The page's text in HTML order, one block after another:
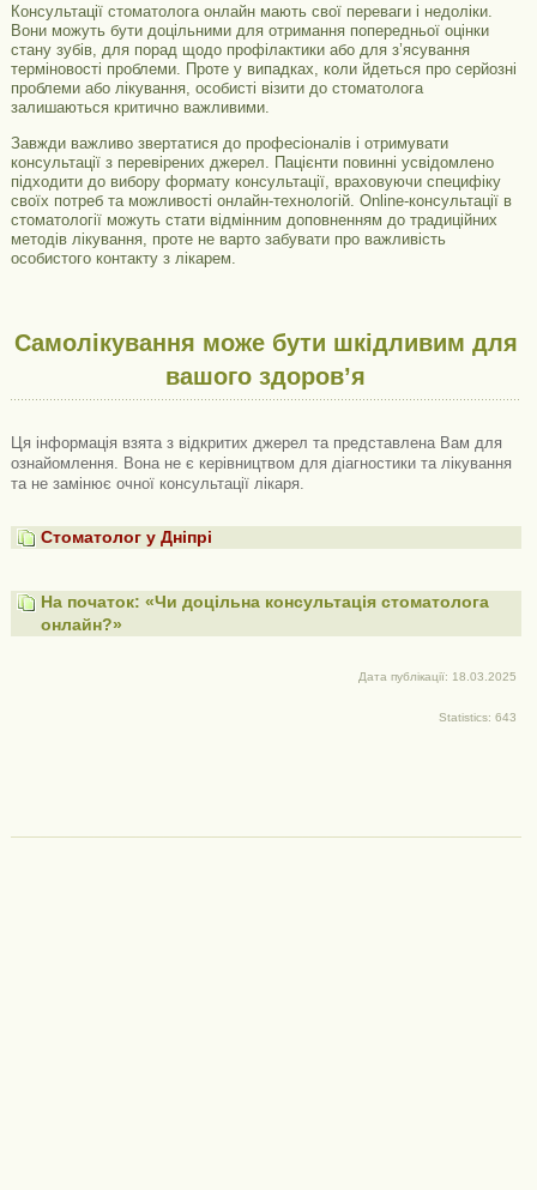
Консультації стоматолога онлайн мають свої переваги і недоліки.
Вони можуть бути доцільними для отримання попередньої оцінки
стану зубів, для порад щодо профілактики або для з’ясування
терміновості проблеми. Проте у випадках, коли йдеться про серйозні
проблеми або лікування, особисті візити до стоматолога
залишаються критично важливими.
Завжди важливо звертатися до професіоналів і отримувати
консультації з перевірених джерел. Пацієнти повинні усвідомлено
підходити до вибору формату консультації, враховуючи специфіку
своїх потреб та можливості онлайн-технологій. Online-консультації в
стоматології можуть стати відмінним доповненням до традиційних
методів лікування, проте не варто забувати про важливість
особистого контакту з лікарем.
Самолікування може бути шкідливим для
вашого здоров’я
Ця інформація взята з відкритих джерел та представлена ​​Вам для
ознайомлення. Вона не є керівництвом для діагностики та лікування
та не замінює очної консультації лікаря.
Стоматолог у Дніпрі
На початок: «Чи доцільна консультація стоматолога
онлайн?»
Дата публікації: 18.03.2025
Statistics: 643